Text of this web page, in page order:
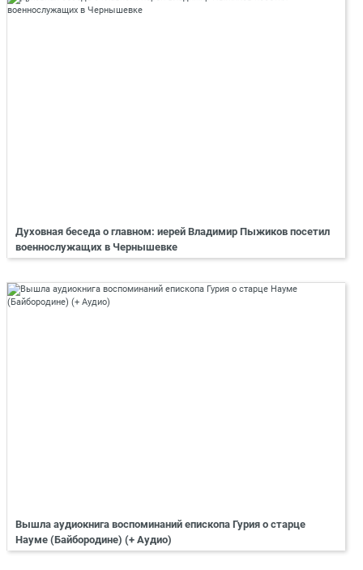
Духовная беседа о главном: иерей Владимир Пыжиков посетил
военнослужащих в Чернышевке
Вышла аудиокнига воспоминаний епископа Гурия о старце
Науме (Байбородине) (+ Аудио)